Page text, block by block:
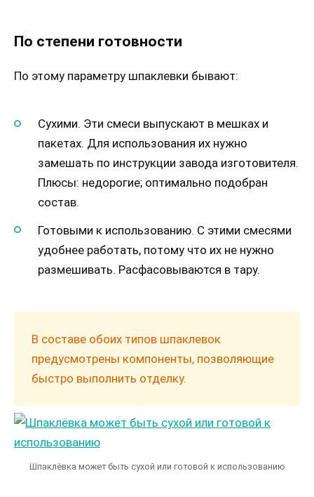
По степени готовности
По этому параметру шпаклевки бывают:
Сухими. Эти смеси выпускают в мешках и
пакетах. Для использования их нужно
замешать по инструкции завода изготовителя.
Плюсы: недорогие; оптимально подобран
состав.
Готовыми к использованию. С этими смесями
удобнее работать, потому что их не нужно
размешивать. Расфасовываются в тару.
В составе обоих типов шпаклевок
предусмотрены компоненты, позволяющие
быстро выполнить отделку.
Шпаклёвка может быть сухой или готовой к использованию